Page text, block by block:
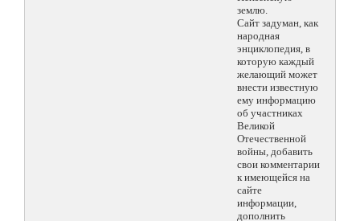
землю.
Сайт задуман, как
народная
энциклопедия, в
которую каждый
желающий может
внести известную
ему информацию
об участниках
Великой
Отечественной
войны, добавить
свои комментарии
к имеющейся на
сайте
информации,
дополнить